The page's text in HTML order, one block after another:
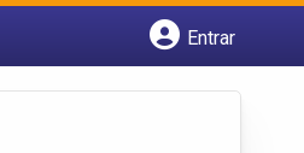
Entrar